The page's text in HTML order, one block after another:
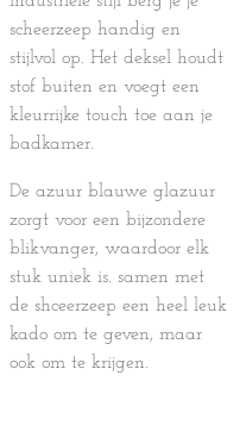
scheerzeep handig en
stijlvol op. Het deksel houdt
stof buiten en voegt een
kleurrijke touch toe aan je
badkamer.
De azuur blauwe glazuur
zorgt voor een bijzondere
blikvanger, waardoor elk
stuk uniek is. samen met
de shceerzeep een heel leuk
kado om te geven, maar
ook om te krijgen.